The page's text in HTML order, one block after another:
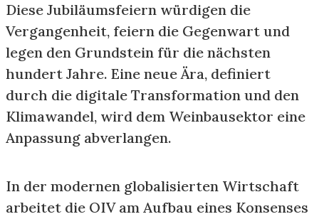
Diese Jubiläumsfeiern würdigen die
Vergangenheit, feiern die Gegenwart und
legen den Grundstein für die nächsten
hundert Jahre. Eine neue Ära, definiert
durch die digitale Transformation und den
Klimawandel, wird dem Weinbausektor eine
Anpassung abverlangen.
In der modernen globalisierten Wirtschaft
arbeitet die OIV am Aufbau eines Konsenses